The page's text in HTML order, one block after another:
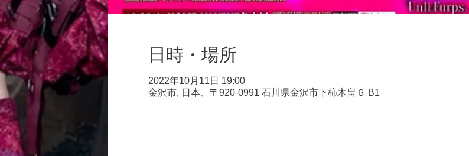
日時・場所
2022年10月11日 19:00
金沢市, 日本、〒920-0991 石川県金沢市下柿木畠６ B1